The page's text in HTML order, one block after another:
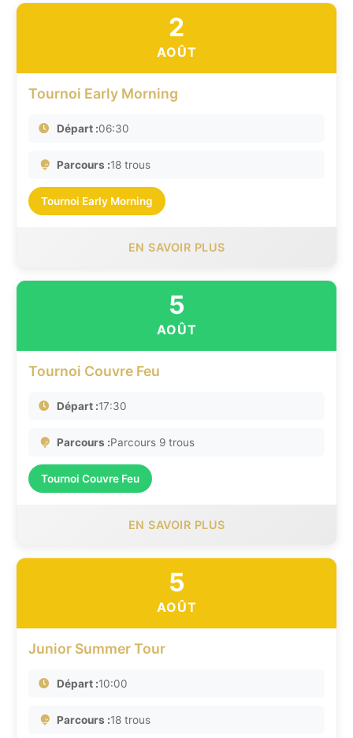
2
AOÛT
Tournoi Early Morning
Départ :06:30
Parcours :18 trous
Tournoi Early Morning
EN SAVOIR PLUS
5
AOÛT
Tournoi Couvre Feu
Départ :17:30
Parcours :Parcours 9 trous
Tournoi Couvre Feu
EN SAVOIR PLUS
5
AOÛT
Junior Summer Tour
Départ :10:00
Parcours :18 trous